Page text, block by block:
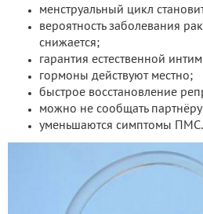
менструальный цикл
вероятность заболевания
снижается;
гарантия естественной
гормоны действуют местно;
быстрое восстановление
можно не сообщать
уменьшаются симптомы ПМС.